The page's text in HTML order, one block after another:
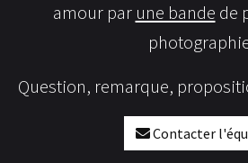
amour par une bande de
Question, remarque,
Contacter